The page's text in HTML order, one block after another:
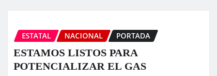
ESTATAL NACIONAL PORTADA
ESTAMOS LISTOS PARA
POTENCIALIZAR EL GAS